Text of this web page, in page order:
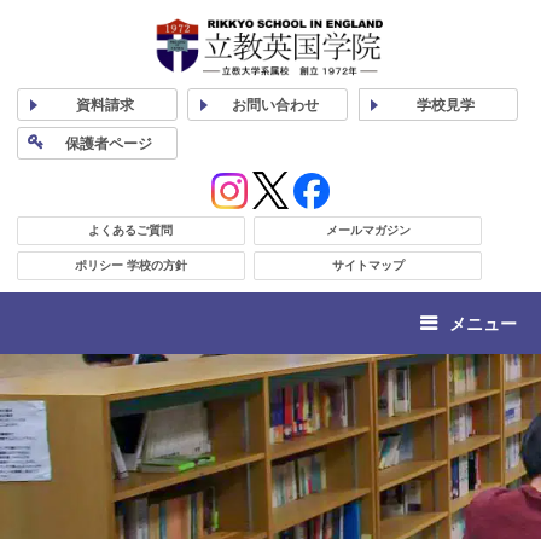
資料請求 お問い合わせ 学校見学
保護者ページ
よくあるご質問 メールマガジン
ポリシー 学校の方針 サイトマップ
メニュー